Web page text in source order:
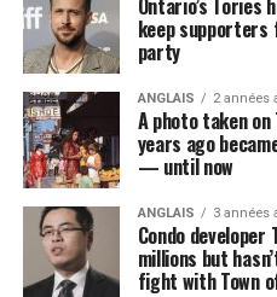
Ontario’s Tories
keep
party
ANGLAIS 2 années
A photo taken
years ago
— until now
ANGLAIS 3 années
Condo
millions but
fight with Town